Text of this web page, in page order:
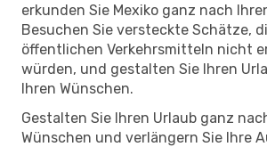
erkunden Sie Mexiko ganz nach
Besuchen Sie versteckte Schätze,
öffentlichen Verkehrsmitteln nicht
würden, und gestalten Sie Ihren
Ihren Wünschen.
Gestalten Sie Ihren Urlaub ganz
Wünschen und verlängern Sie Ihre